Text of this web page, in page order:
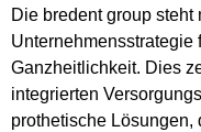
Die bredent group steht
Unternehmensstrategie
Ganzheitlichkeit. Dies
integrierten
prothetische